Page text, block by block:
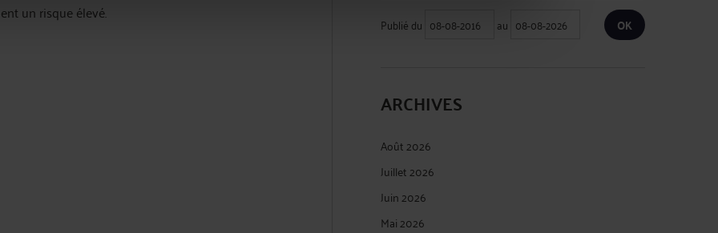
un risque élevé.
Publié du au
ARCHIVES
Août 2026
Juillet 2026
Juin 2026
Mai 2026